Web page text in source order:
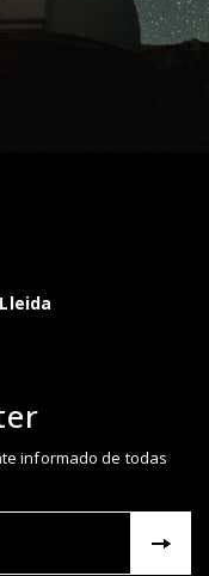
informado de todas